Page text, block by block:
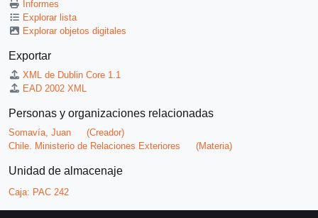
Informes
Explorar lista
Explorar objetos digitales
Exportar
XML de Dublin Core 1.1
EAD 2002 XML
Personas y organizaciones relacionadas
Somavía, Juan
(Creador)
Chile. Ministerio de Relaciones Exteriores
(Materia)
Unidad de almacenaje
Caja: PAC 242